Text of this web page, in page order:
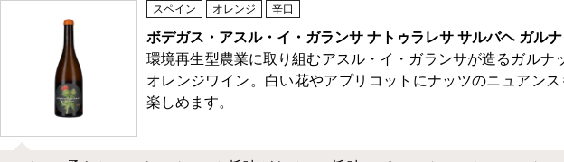
スペイン オレンジ 辛口
ボデガス・アスル・イ・ガランサ ナトゥラレサ サルバヘ ガル
環境再生型農業に取り組むアスル・イ・ガランサが造るガルナ
オレンジワイン。白い花やアプリコットにナッツのニュアン
楽しめます。